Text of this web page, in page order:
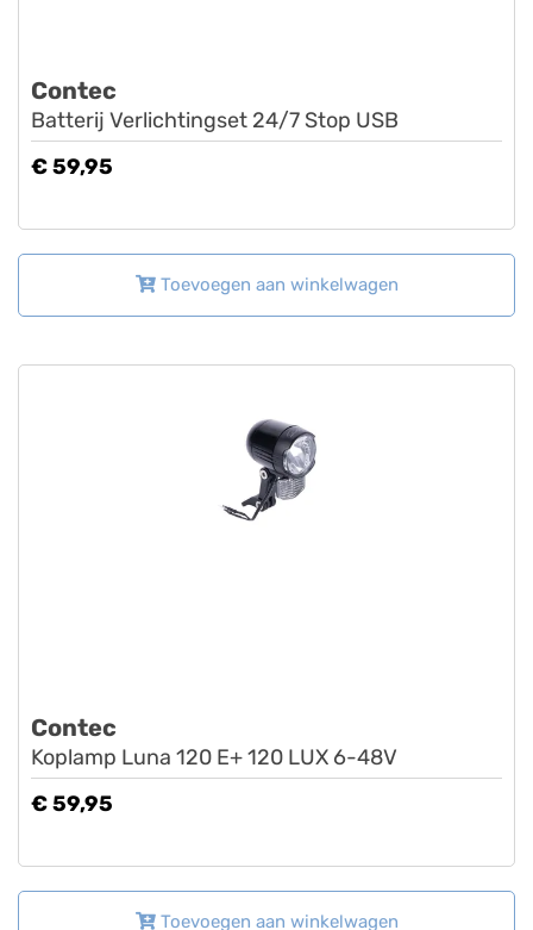
Contec
Batterij Verlichtingset 24/7 Stop USB
€ 59,95
Toevoegen aan winkelwagen
Contec
Koplamp Luna 120 E+ 120 LUX 6-48V
€ 59,95
Toevoegen aan winkelwagen